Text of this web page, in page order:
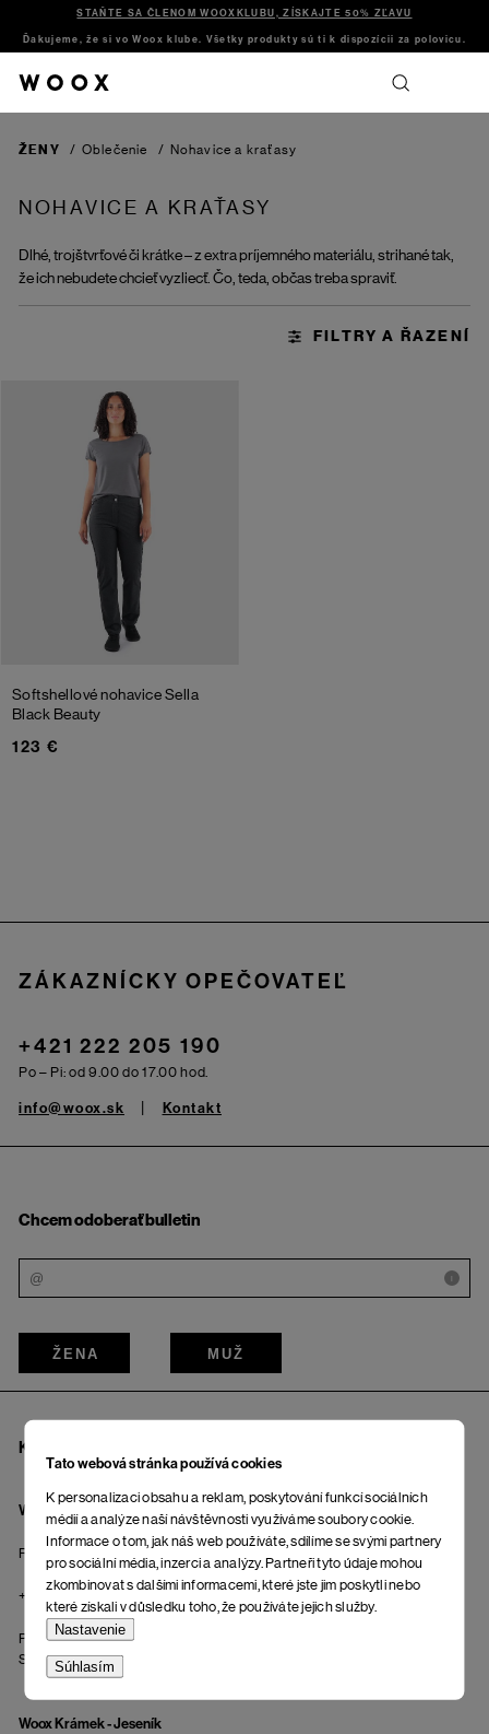
Tato webová stránka používá cookies
K personalizaci obsahu a reklam, poskytování funkcí sociálních
médií a analýze naší návštěvnosti využíváme soubory cookie.
Informace o tom, jak náš web používáte, sdílíme se svými partnery
pro sociální média, inzerci a analýzy. Partneři tyto údaje mohou
zkombinovat s dalšími informacemi, které jste jim poskytli nebo
které získali v důsledku toho, že používáte jejich služby.
Nastavenie
Súhlasím
STAŇTE SA ČLENOM WOOXKLUBU, ZÍSKAJTE 50% ZĽAVU
Ďakujeme, že si vo Woox klube. Všetky produkty sú ti k dispozícii za polovicu.
ŽENY / Oblečenie / Nohavice a kraťasy
NOHAVICE A KRAŤASY
Dlhé, trojštvrťové či krátke – z extra príjemného materiálu, strihané tak,
že ich nebudete chcieť vyzliecť. Čo, teda, občas treba spraviť.
Softshellové nohavice Sella
Black Beauty
123 €
ZÁKAZNÍCKY OPEČOVATEĽ
+421 222 205 190
Po – Pi: od 9.00 do 17.00 hod.
info@woox.sk Kontakt
Chcem odoberať bulletin
i
ŽENA MUŽ
KAMENNÉ PREDAJNE A OSOBNÝ ODBER
Wooxusní Šatňa - Praha
Rašínovo nábřeží 385/54, Praha
+420 775 855 578
Po-Pi: 10:00 - 19:00
So: 10:00 - 18:00
Woox Krámek - Jeseník